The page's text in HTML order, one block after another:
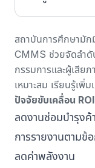
สถาบันการศึกษามัก
CMMS ช่วยจัดลำ
กรรมการและผู้เสีย
เหมาะสม เรียนรู้เพิ่
ปัจจัยขับเคลื่อน
ลดงานซ่อมบำรุงค้
การรายงานตามข้
ลดค่าพลังงาน